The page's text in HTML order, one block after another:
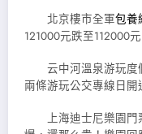
北京樓市全軍包養
121000元跌至112000元
云中河溫泉游玩度
兩條游玩公交專線日開
上海迪士尼樂園門